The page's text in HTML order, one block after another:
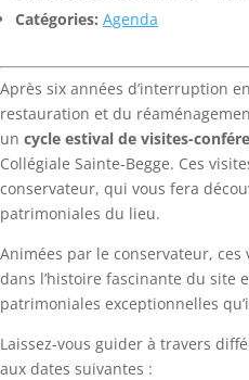
Catégories: Agenda
Après six années d’interruption
restauration et du
un cycle estival de visites-
Collégiale Sainte-Begge. Ces
conservateur, qui vous fera
patrimoniales du lieu.
Animées par le conservateur,
dans l’histoire fascinante du site
patrimoniales exceptionnelles
Laissez-vous guider à travers
aux dates suivantes :